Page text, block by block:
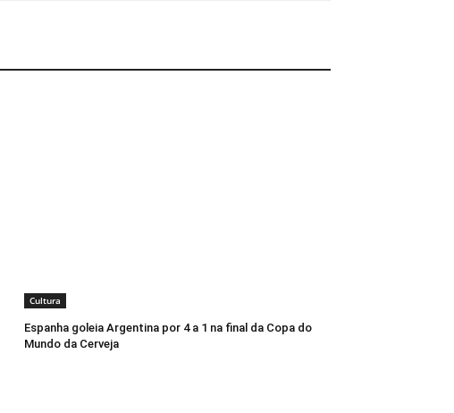
Cultura
Espanha goleia Argentina por 4 a 1 na final da Copa do
Mundo da Cerveja